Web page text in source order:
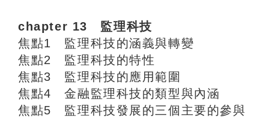
chapter 13 監理科技
焦點1 監理科技的涵義與轉變
焦點2 監理科技的特性
焦點3 監理科技的應用範圍
焦點4 金融監理科技的類型與內涵
焦點5 監理科技發展的三個主要的參與